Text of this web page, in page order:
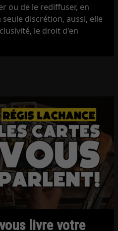
ou de le rediffuser, en
discrétion, aussi, elle
le droit d'en
livre votre